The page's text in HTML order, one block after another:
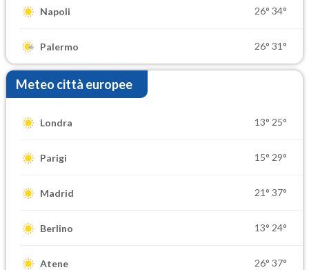
Napoli 26° 34°
Palermo 26° 31°
Meteo città europee
Londra 13° 25°
Parigi 15° 29°
Madrid 21° 37°
Berlino 13° 24°
Atene 26° 37°